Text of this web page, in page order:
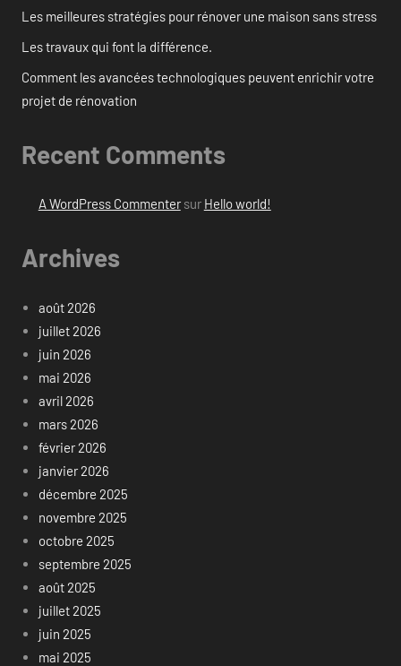
Les meilleures stratégies pour rénover une maison sans stress
Les travaux qui font la différence.
Comment les avancées technologiques peuvent enrichir votre
projet de rénovation
Recent Comments
A WordPress Commentersur Hello world!
Archives
août 2026
juillet 2026
juin 2026
mai 2026
avril 2026
mars 2026
février 2026
janvier 2026
décembre 2025
novembre 2025
octobre 2025
septembre 2025
août 2025
juillet 2025
juin 2025
mai 2025